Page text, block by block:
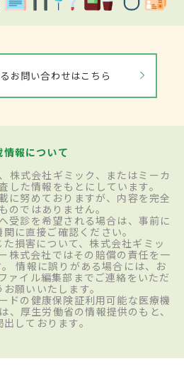
お問い合わせはこちら
情報について
株式会社ギミック、またはミーカ
した情報をもとにしています。
に努めておりますが、内容を完全
のではありません。
受診を希望される場合は、事前に
に直接ご確認ください。
損害について、株式会社ギミッ
株式会社ではその賠償の責任を一
情報に誤りがある場合には、お
ァイル編集部までご連絡をいただ
願いいたします。
ドの健康保険証利用可能な医療機
、厚生労働省の情報提供のもと、
しております。